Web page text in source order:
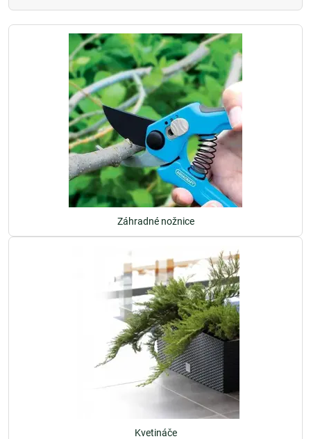
Záhradné nožnice
Kvetináče